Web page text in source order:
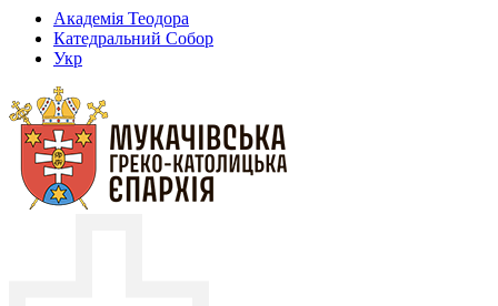
Академія Теодора
Катедральний Собор
Укр